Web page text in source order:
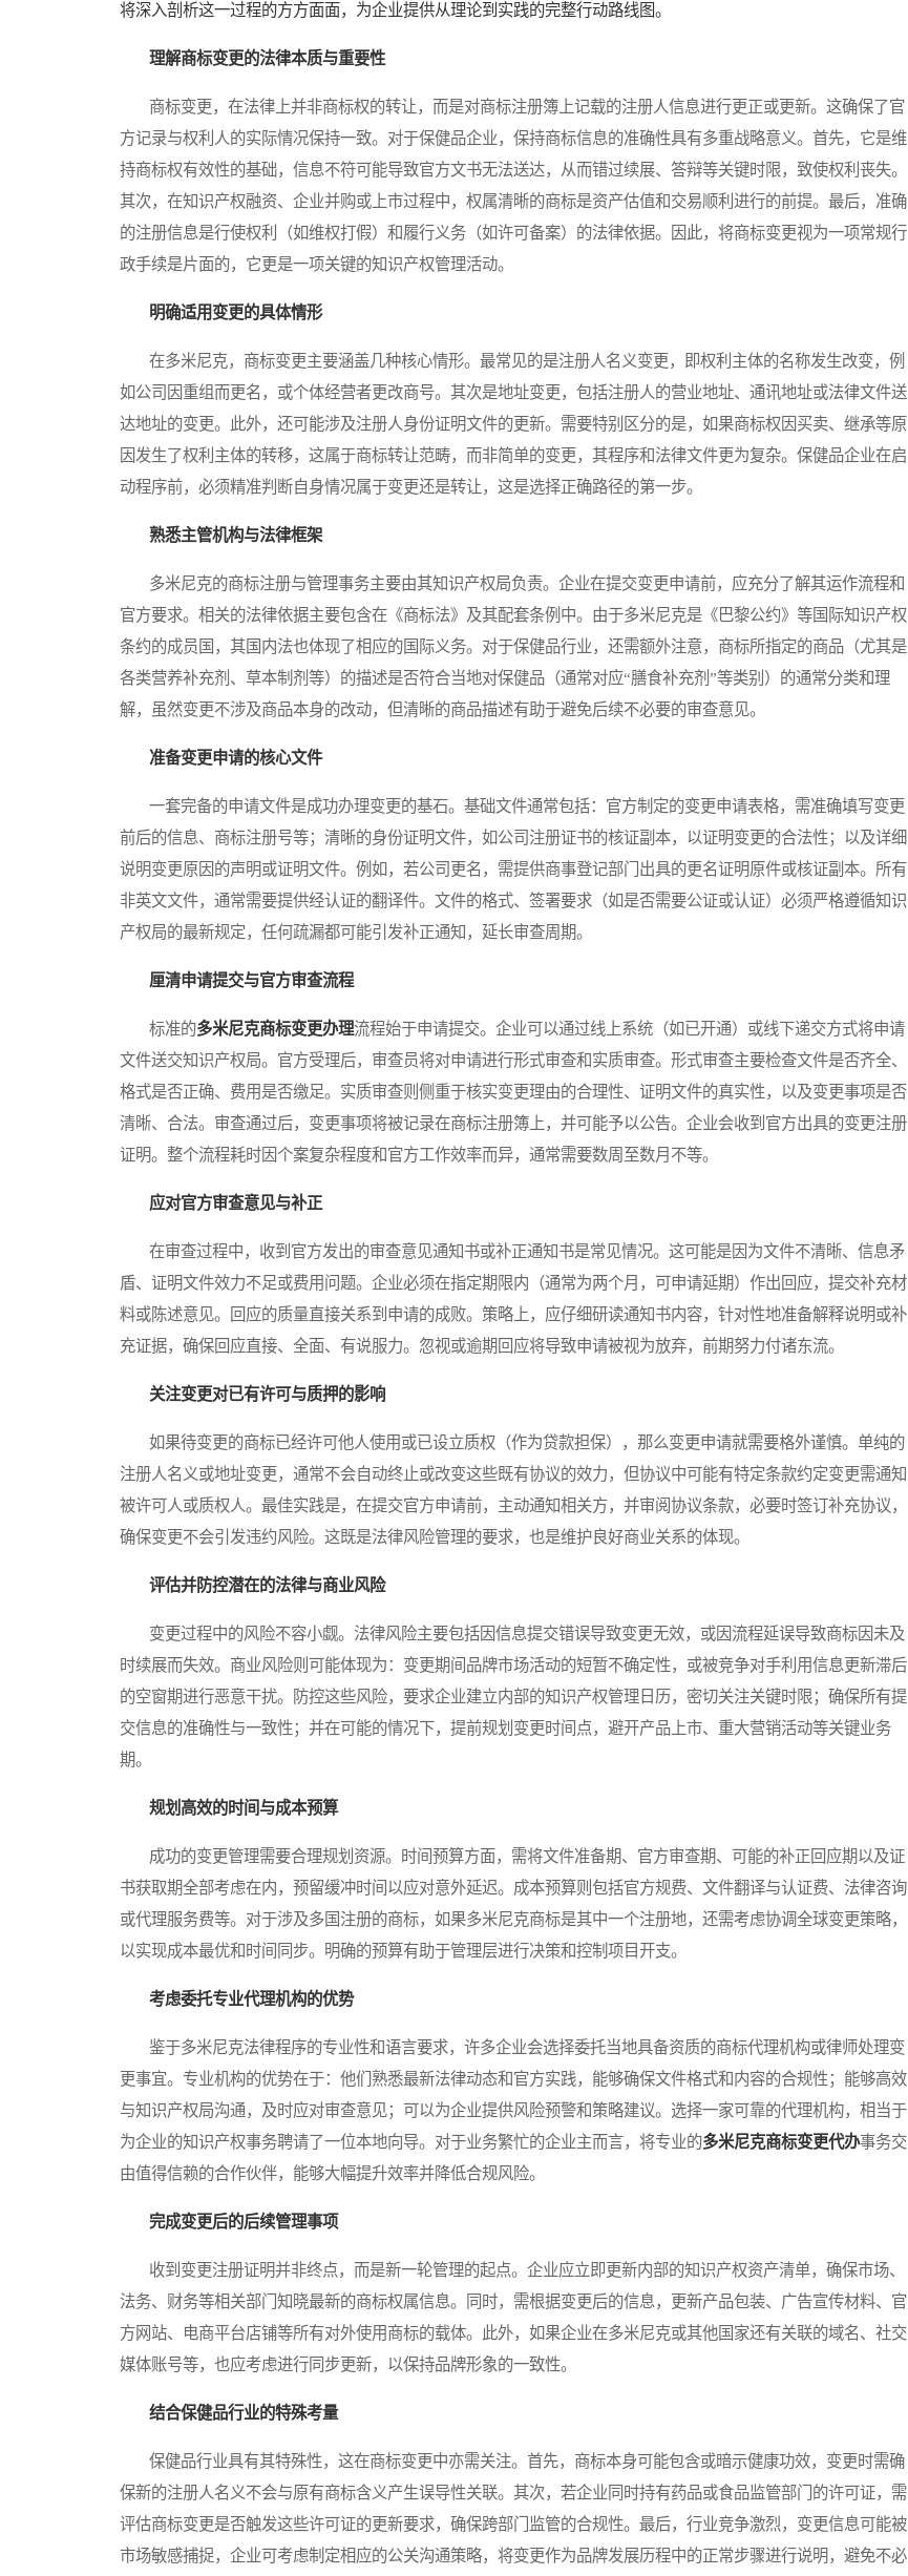
将深入剖析这一过程的方方面面，为企业提供从理论到实践的完整行动路线图。
理解商标变更的法律本质与重要性
商标变更，在法律上并非商标权的转让，而是对商标注册簿上记载的注册人信息进行更正或更新。这确保了官
方记录与权利人的实际情况保持一致。对于保健品企业，保持商标信息的准确性具有多重战略意义。首先，它是维
持商标权有效性的基础，信息不符可能导致官方文书无法送达，从而错过续展、答辩等关键时限，致使权利丧失。
其次，在知识产权融资、企业并购或上市过程中，权属清晰的商标是资产估值和交易顺利进行的前提。最后，准确
的注册信息是行使权利（如维权打假）和履行义务（如许可备案）的法律依据。因此，将商标变更视为一项常规行
政手续是片面的，它更是一项关键的知识产权管理活动。
明确适用变更的具体情形
在多米尼克，商标变更主要涵盖几种核心情形。最常见的是注册人名义变更，即权利主体的名称发生改变，例
如公司因重组而更名，或个体经营者更改商号。其次是地址变更，包括注册人的营业地址、通讯地址或法律文件送
达地址的变更。此外，还可能涉及注册人身份证明文件的更新。需要特别区分的是，如果商标权因买卖、继承等原
因发生了权利主体的转移，这属于商标转让范畴，而非简单的变更，其程序和法律文件更为复杂。保健品企业在启
动程序前，必须精准判断自身情况属于变更还是转让，这是选择正确路径的第一步。
熟悉主管机构与法律框架
多米尼克的商标注册与管理事务主要由其知识产权局负责。企业在提交变更申请前，应充分了解其运作流程和
官方要求。相关的法律依据主要包含在《商标法》及其配套条例中。由于多米尼克是《巴黎公约》等国际知识产权
条约的成员国，其国内法也体现了相应的国际义务。对于保健品行业，还需额外注意，商标所指定的商品（尤其是
各类营养补充剂、草本制剂等）的描述是否符合当地对保健品（通常对应“膳食补充剂”等类别）的通常分类和理
解，虽然变更不涉及商品本身的改动，但清晰的商品描述有助于避免后续不必要的审查意见。
准备变更申请的核心文件
一套完备的申请文件是成功办理变更的基石。基础文件通常包括：官方制定的变更申请表格，需准确填写变更
前后的信息、商标注册号等；清晰的身份证明文件，如公司注册证书的核证副本，以证明变更的合法性；以及详细
说明变更原因的声明或证明文件。例如，若公司更名，需提供商事登记部门出具的更名证明原件或核证副本。所有
非英文文件，通常需要提供经认证的翻译件。文件的格式、签署要求（如是否需要公证或认证）必须严格遵循知识
产权局的最新规定，任何疏漏都可能引发补正通知，延长审查周期。
厘清申请提交与官方审查流程
标准的多米尼克商标变更办理流程始于申请提交。企业可以通过线上系统（如已开通）或线下递交方式将申请
文件送交知识产权局。官方受理后，审查员将对申请进行形式审查和实质审查。形式审查主要检查文件是否齐全、
格式是否正确、费用是否缴足。实质审查则侧重于核实变更理由的合理性、证明文件的真实性，以及变更事项是否
清晰、合法。审查通过后，变更事项将被记录在商标注册簿上，并可能予以公告。企业会收到官方出具的变更注册
证明。整个流程耗时因个案复杂程度和官方工作效率而异，通常需要数周至数月不等。
应对官方审查意见与补正
在审查过程中，收到官方发出的审查意见通知书或补正通知书是常见情况。这可能是因为文件不清晰、信息矛
盾、证明文件效力不足或费用问题。企业必须在指定期限内（通常为两个月，可申请延期）作出回应，提交补充材
料或陈述意见。回应的质量直接关系到申请的成败。策略上，应仔细研读通知书内容，针对性地准备解释说明或补
充证据，确保回应直接、全面、有说服力。忽视或逾期回应将导致申请被视为放弃，前期努力付诸东流。
关注变更对已有许可与质押的影响
如果待变更的商标已经许可他人使用或已设立质权（作为贷款担保），那么变更申请就需要格外谨慎。单纯的
注册人名义或地址变更，通常不会自动终止或改变这些既有协议的效力，但协议中可能有特定条款约定变更需通知
被许可人或质权人。最佳实践是，在提交官方申请前，主动通知相关方，并审阅协议条款，必要时签订补充协议，
确保变更不会引发违约风险。这既是法律风险管理的要求，也是维护良好商业关系的体现。
评估并防控潜在的法律与商业风险
变更过程中的风险不容小觑。法律风险主要包括因信息提交错误导致变更无效，或因流程延误导致商标因未及
时续展而失效。商业风险则可能体现为：变更期间品牌市场活动的短暂不确定性，或被竞争对手利用信息更新滞后
的空窗期进行恶意干扰。防控这些风险，要求企业建立内部的知识产权管理日历，密切关注关键时限；确保所有提
交信息的准确性与一致性；并在可能的情况下，提前规划变更时间点，避开产品上市、重大营销活动等关键业务
期。
规划高效的时间与成本预算
成功的变更管理需要合理规划资源。时间预算方面，需将文件准备期、官方审查期、可能的补正回应期以及证
书获取期全部考虑在内，预留缓冲时间以应对意外延迟。成本预算则包括官方规费、文件翻译与认证费、法律咨询
或代理服务费等。对于涉及多国注册的商标，如果多米尼克商标是其中一个注册地，还需考虑协调全球变更策略，
以实现成本最优和时间同步。明确的预算有助于管理层进行决策和控制项目开支。
考虑委托专业代理机构的优势
鉴于多米尼克法律程序的专业性和语言要求，许多企业会选择委托当地具备资质的商标代理机构或律师处理变
更事宜。专业机构的优势在于：他们熟悉最新法律动态和官方实践，能够确保文件格式和内容的合规性；能够高效
与知识产权局沟通，及时应对审查意见；可以为企业提供风险预警和策略建议。选择一家可靠的代理机构，相当于
为企业的知识产权事务聘请了一位本地向导。对于业务繁忙的企业主而言，将专业的多米尼克商标变更代办事务交
由值得信赖的合作伙伴，能够大幅提升效率并降低合规风险。
完成变更后的后续管理事项
收到变更注册证明并非终点，而是新一轮管理的起点。企业应立即更新内部的知识产权资产清单，确保市场、
法务、财务等相关部门知晓最新的商标权属信息。同时，需根据变更后的信息，更新产品包装、广告宣传材料、官
方网站、电商平台店铺等所有对外使用商标的载体。此外，如果企业在多米尼克或其他国家还有关联的域名、社交
媒体账号等，也应考虑进行同步更新，以保持品牌形象的一致性。
结合保健品行业的特殊考量
保健品行业具有其特殊性，这在商标变更中亦需关注。首先，商标本身可能包含或暗示健康功效，变更时需确
保新的注册人名义不会与原有商标含义产生误导性关联。其次，若企业同时持有药品或食品监管部门的许可证，需
评估商标变更是否触发这些许可证的更新要求，确保跨部门监管的合规性。最后，行业竞争激烈，变更信息可能被
市场敏感捕捉，企业可考虑制定相应的公关沟通策略，将变更作为品牌发展历程中的正常步骤进行说明，避免不必